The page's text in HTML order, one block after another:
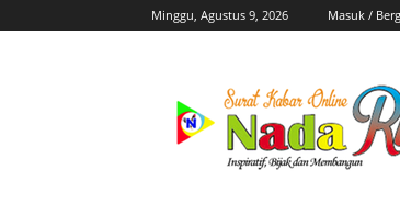
Minggu, Agustus 9, 2026 Masuk /